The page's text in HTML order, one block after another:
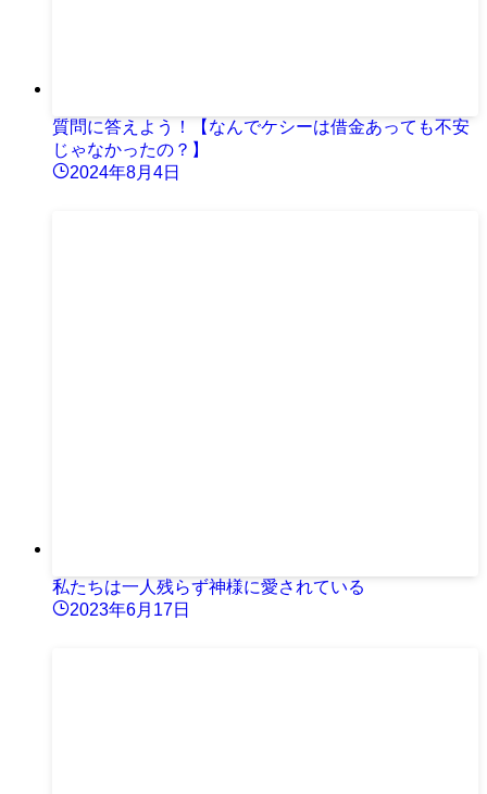
質問に答えよう！【なんでケシーは借金あっても不安
じゃなかったの？】
2024年8月4日
私たちは一人残らず神様に愛されている
2023年6月17日